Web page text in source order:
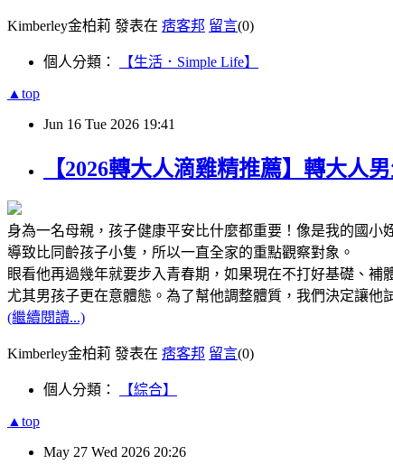
Kimberley金柏莉 發表在 痞客邦 留言(0)
個人分類： 【生活．Simple Life】
▲top
Jun 16 Tue 2026 19:41
【2026轉大人滴雞精推薦】轉大人
身為一名母親，孩子健康平安比什麼都重要！像是我的國小
導致比同齡孩子小隻，所以一直全家的重點觀察對象。
眼看他再過幾年就要步入青春期，如果現在不打好基礎、補
尤其男孩子更在意體態。為了幫他調整體質，我們決定讓他
(繼續閱讀...)
Kimberley金柏莉 發表在 痞客邦 留言(0)
個人分類： 【綜合】
▲top
May 27 Wed 2026 20:26